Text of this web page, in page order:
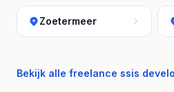
Zoetermeer
Bekijk alle freelance ssis